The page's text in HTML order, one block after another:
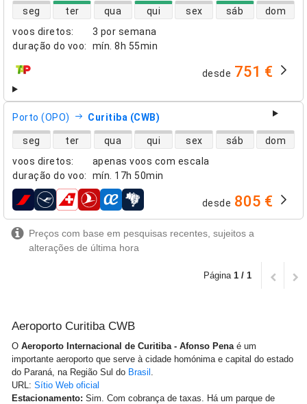
voos diretos:
3 por semana
duração do voo: mín. 8h 55min
disponibilidade de voos diretos
seg ter qua qui sex sáb dom
companhias aéreas desde 751 €
Porto (OPO) Curitiba (CWB)
voos diretos:
apenas voos com escala
duração do voo: mín. 17h 50min
disponibilidade de voos diretos
seg ter qua qui sex sáb dom
companhias aéreas desde 805 €
Preços com base em pesquisas recentes, sujeitos a
alterações de última hora
Página 1 / 1
Aeroporto Curitiba CWB
O Aeroporto Internacional de Curitiba - Afonso Pena é um
importante aeroporto que serve à cidade homónima e capital do estado
do Paraná, na Região Sul do Brasil
URL: Sítio Web oficial
Estacionamento: Sim. Com cobrança de taxas. Há um parque de